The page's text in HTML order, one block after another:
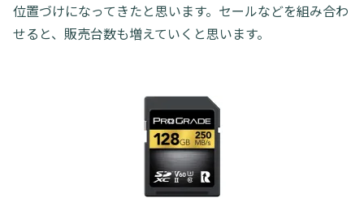
位置づけになってきたと思います。セールなどを組み合わ
せると、販売台数も増えていくと思います。